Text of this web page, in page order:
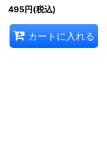
495円(税込)
カートに入れる